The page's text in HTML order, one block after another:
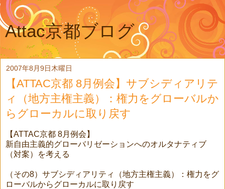
Attac京都ブログ
2007年8月9日木曜日
【ATTAC京都 8月例会】サブシディアリテ
ィ（地方主権主義）：権力をグローバルか
らグローカルに取り戻す
【ATTAC京都 8月例会】
新自由主義的グローバリゼーションへのオルタナティブ
（対案）を考える
（その8）サブシディアリティ（地方主権主義）：権力をグ
ローバルからグローカルに取り戻す